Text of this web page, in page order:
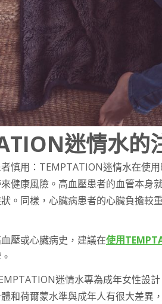
迷情水的
慎用：TEMPTATION迷情水在使
健康風險。高血壓患者的血管本身
。同樣，心臟病患者的心臟負擔較
壓或心臟病史，建議在使用
迷情水專為成年女性設
和荷爾蒙水準與成年人有很大差異